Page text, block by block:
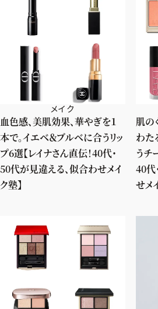
メイク
血色感、美肌効果、華やぎを１
本で。イエベ＆ブルベに合うリッ
プ6選【レイナさん直伝！40代・
50代が見違える、似合わせメイ
ク塾】
肌の
わた
うチ
40代
せメ